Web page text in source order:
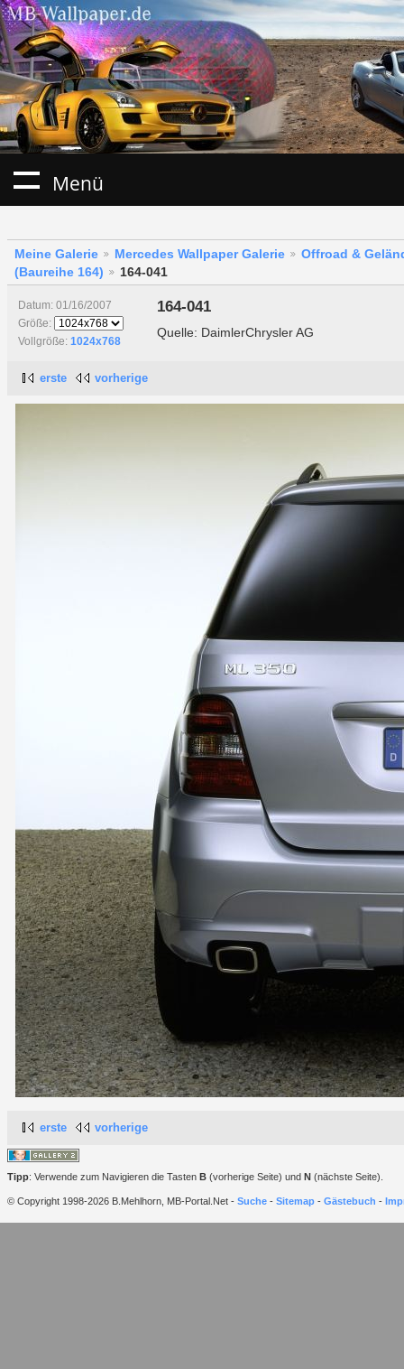
Menü
Meine Galerie Mercedes Wallpaper Galerie
Offroad &
(Baureihe 164)
164-041
Datum: 01/16/2007
Größe:
Vollgröße: 1024x768
164-041
Quelle: DaimlerChrysler AG
erste vorherige
erste vorherige
Tipp: Verwende zum Navigieren die Tasten B (vorherige Seite) und N (nächste Seite).
© Copyright 1998-2026 B.Mehlhorn, MB-Portal.Net - Suche - Sitemap - Gästebuch -